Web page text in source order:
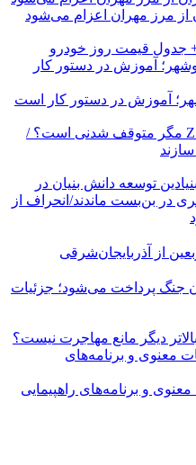
جدول قیمت روز خودرو
آموزش در دستور کار است
سیلیکن ولیِ تهران؛ این ایران نسل Z مگر متوقف شدنی است؟ /
توسعه دانش بنیان در
در بن‌بست ماندند/انحراف از
جنگ پرداخت می‌شود؛ جزئیات
دیگر مانع مهاجرت نیست؟
و برنامه‌های راهپیمایی